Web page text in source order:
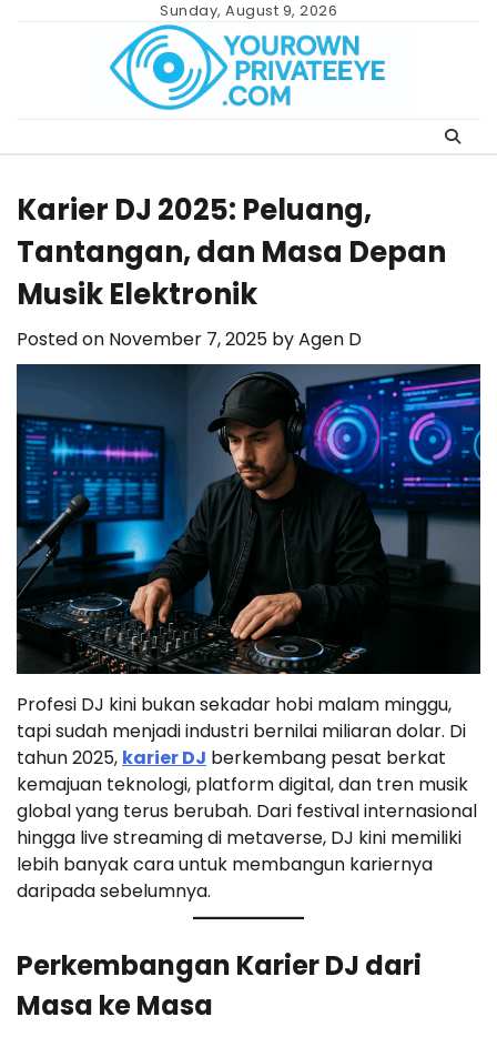
Sunday, August 9, 2026
Karier DJ 2025: Peluang,
Tantangan, dan Masa Depan
Musik Elektronik
Posted on November 7, 2025 byAgen D
Profesi DJ kini bukan sekadar hobi malam minggu,
tapi sudah menjadi industri bernilai miliaran dolar. Di
tahun 2025, karier DJ berkembang pesat berkat
kemajuan teknologi, platform digital, dan tren musik
global yang terus berubah. Dari festival internasional
hingga live streaming di metaverse, DJ kini memiliki
lebih banyak cara untuk membangun kariernya
daripada sebelumnya.
Perkembangan Karier DJ dari
Masa ke Masa